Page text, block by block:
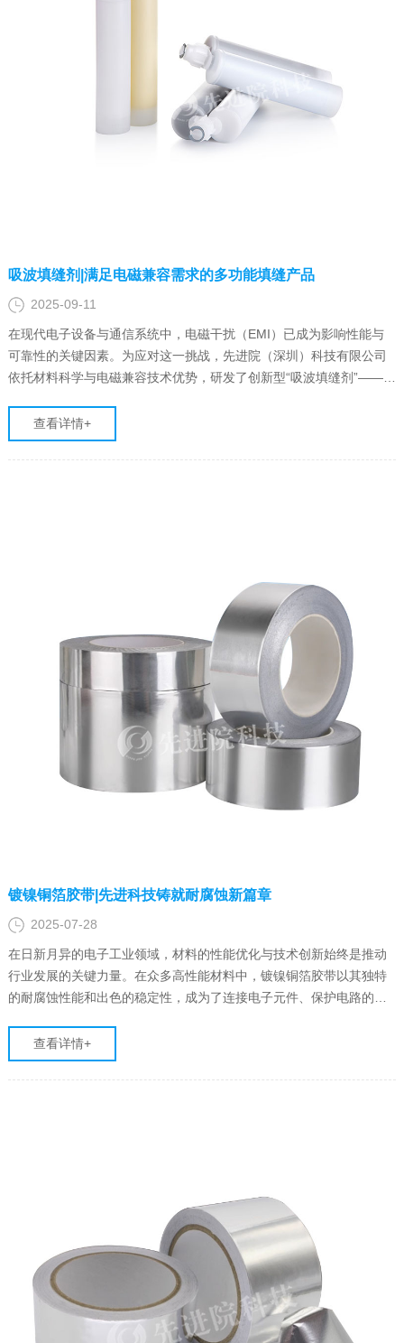
吸波填缝剂|满足电磁兼容需求的多功能填缝产品
2025-09-11
在现代电子设备与通信系统中，电磁干扰（EMI）已成为影响性能与
可靠性的关键因素。为应对这一挑战，先进院（深圳）科技有限公司
依托材料科学与电磁兼容技术优势，研发了创新型“吸波填缝剂”——一
备提供了一体化解决方案。
查看详情+
镀镍铜箔胶带|先进科技铸就耐腐蚀新篇章
2025-07-28
在日新月异的电子工业领域，材料的性能优化与技术创新始终是推动
行业发展的关键力量。在众多高性能材料中，镀镍铜箔胶带以其独特
的耐腐蚀性能和出色的稳定性，成为了连接电子元件、保护电路的重
界，探索其镀镍层防护的奥秘，以及如何在增强铜箔胶带耐腐蚀性能
方面书写新篇章。
查看详情+